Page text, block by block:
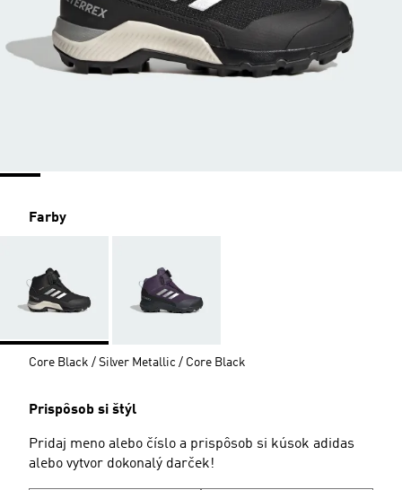
Farby
Core Black / Silver Metallic / Core Black
Prispôsob si štýl
Pridaj meno alebo číslo a prispôsob si kúsok adidas
alebo vytvor dokonalý darček!